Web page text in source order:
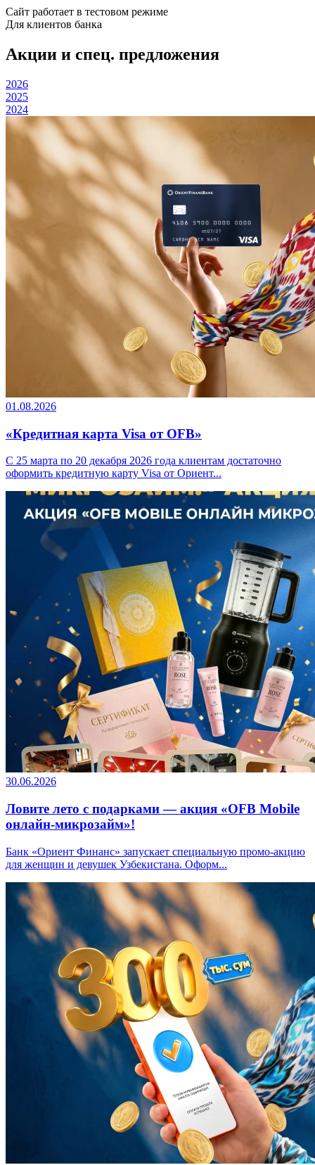
Сайт работает в тестовом режиме
Для клиентов банка
Акции и спец. предложения
2026
2025
2024
01.08.2026
«Кредитная карта Visa от OFB»
С 25 марта по 20 декабря 2026 года клиентам достаточно
оформить кредитную карту Visa от Ориент...
30.06.2026
Ловите лето с подарками — акция «OFB Mobile
онлайн-микрозайм»!
Банк «Ориент Финанс» запускает специальную промо-акцию
для женщин и девушек Узбекистана. Оформ...